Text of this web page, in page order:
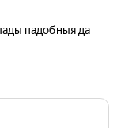
падобныя да